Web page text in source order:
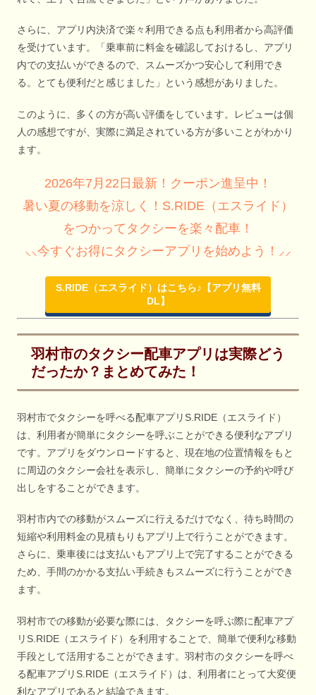
さらに、アプリ内決済で楽々利用できる点も利用者から高評価
を受けています。「乗車前に料金を確認しておけるし、アプリ
内での支払いができるので、スムーズかつ安心して利用でき
る。とても便利だと感じました」という感想がありました。
このように、多くの方が高い評価をしています。レビューは個
人の感想ですが、実際に満足されている方が多いことがわかり
ます。
2026年7月22日最新！クーポン進呈中！
暑い夏の移動を涼しく！S.RIDE（エスライド）
をつかってタクシーを楽々配車！
⸜⸜今すぐお得にタクシーアプリを始めよう！⸝⸝
S.RIDE（エスライド）はこちら♪【アプリ無料
DL】
羽村市のタクシー配車アプリは実際どう
だったか？まとめてみた！
羽村市でタクシーを呼べる配車アプリS.RIDE（エスライド）
は、利用者が簡単にタクシーを呼ぶことができる便利なアプリ
です。アプリをダウンロードすると、現在地の位置情報をもと
に周辺のタクシー会社を表示し、簡単にタクシーの予約や呼び
出しをすることができます。
羽村市内での移動がスムーズに行えるだけでなく、待ち時間の
短縮や利用料金の見積もりもアプリ上で行うことができます。
さらに、乗車後には支払いもアプリ上で完了することができる
ため、手間のかかる支払い手続きもスムーズに行うことができ
ます。
羽村市での移動が必要な際には、タクシーを呼ぶ際に配車アプ
リS.RIDE（エスライド）を利用することで、簡単で便利な移動
手段として活用することができます。羽村市のタクシーを呼べ
る配車アプリS.RIDE（エスライド）は、利用者にとって大変便
利なアプリであると結論できます。